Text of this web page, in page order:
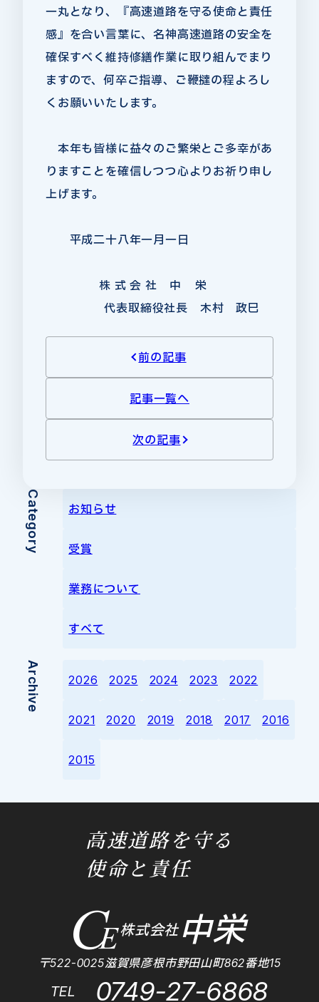
Category お知らせ
受賞
業務について
すべて
Archive 2026 2025 2024 2023 2022
2021 2020 2019 2018 2017 2016
2015
一丸となり、『高速道路を守る使命と責任
感』を合い言葉に、名神高速道路の安全を
確保すべく維持修繕作業に取り組んでまり
ますので、何卒ご指導、ご鞭撻の程よろし
くお願いいたします。
本年も皆様に益々のご繁栄とご多幸があ
りますことを確信しつつ心よりお祈り申し
上げます。
平成二十八年一月一日
株 式 会 社 中 栄
代表取締役社長 木村 政巳
前の記事
記事一覧へ
次の記事
高速道路を守る
使命と責任
株式会社中栄
〒522-0025滋賀県彦根市野田山町862番地15
TEL 0749-27-6868